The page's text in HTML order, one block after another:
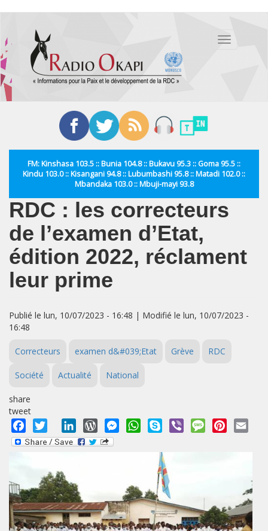
contenu
principal
Toggle
FM: Kinshasa 103.5 :: Bunia 104.8 :: Bukavu 95.3 :: Goma 95.5 ::
Kindu 103.0 :: Kisangani 94.8 :: Lubumbashi 95.8 :: Matadi 102.0 ::
Mbandaka 103.0 :: Mbuji-mayi 93.8
RDC : les correcteurs
de l’examen d’Etat,
édition 2022, réclament
leur prime
Publié le lun, 10/07/2023 - 16:48 | Modifié le lun, 10/07/2023 -
16:48
Correcteurs examen d&#039;Etat Grève RDC
Société Actualité National
share
tweet
Facebook
Twitter LinkedInWordPressMessengerWhatsApp
Skype Viber MessagePinterest